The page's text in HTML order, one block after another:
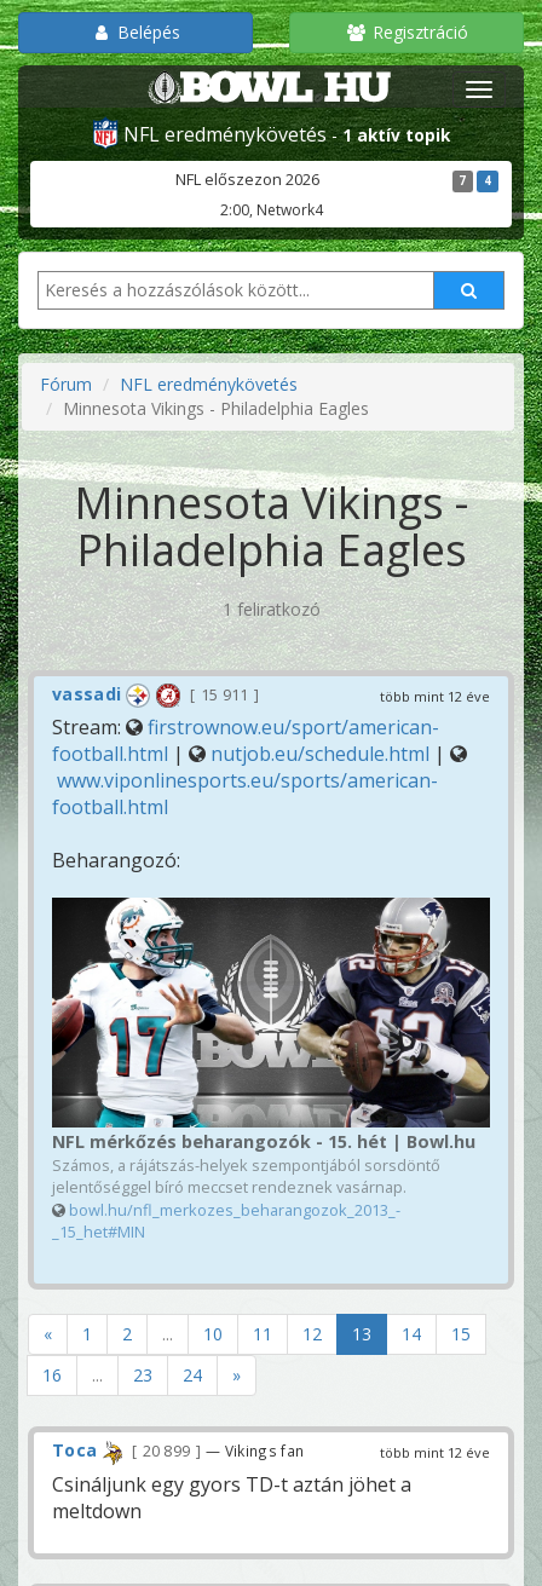
Belépés Regisztráció
NFL eredménykövetés -1 aktív topik
NFL előszezon 2026 7 4
2:00, Network4
Fórum
NFL eredménykövetés
Minnesota Vikings - Philadelphia Eagles
Minnesota Vikings -
Philadelphia Eagles
1 feliratkozó
több mint 12 éve
vassadi 15 911
Stream:
firstrownow.eu/sport/american-
football.html | nutjob.eu/schedule.html |
www.viponlinesports.eu/sports/american-
football.html
Beharangozó:
NFL mérkőzés beharangozók - 15. hét | Bowl.hu
Számos, a rájátszás-helyek szempontjából sorsdöntő
jelentőséggel bíró meccset rendeznek vasárnap.
bowl.hu/nfl_merkozes_beharangozok_2013_-
_15_het#MIN
« 1 2 ... 10 11 12 13 14
15
16
... 23 24 »
több mint 12 éve
Toca 20 899 — Vikings fan
Csináljunk egy gyors TD-t aztán jöhet a
meltdown